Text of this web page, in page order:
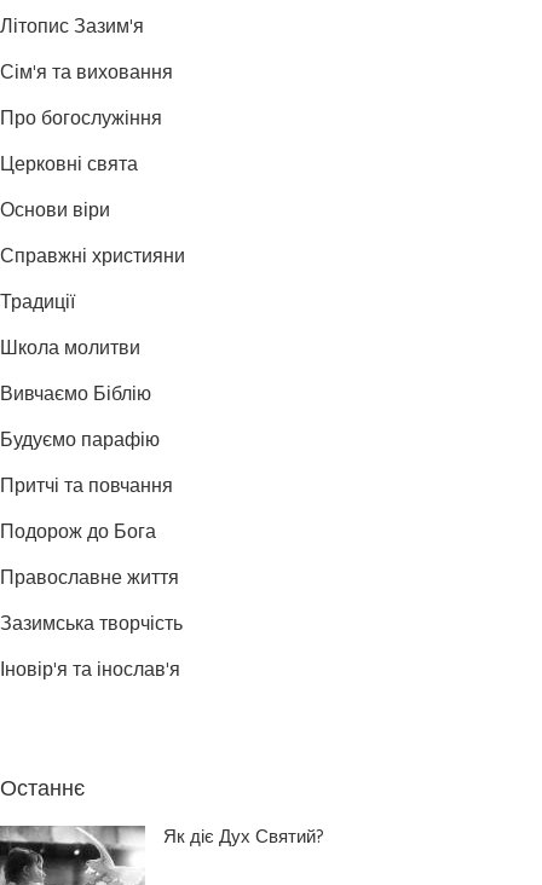
Літопис Зазим'я
Сім'я та виховання
Про богослужіння
Церковні свята
Основи віри
Справжні християни
Традиції
Школа молитви
Вивчаємо Біблію
Будуємо парафію
Притчі та повчання
Подорож до Бога
Православне життя
Зазимська творчість
Іновір'я та інослав'я
Останнє
Як діє Дух Святий?